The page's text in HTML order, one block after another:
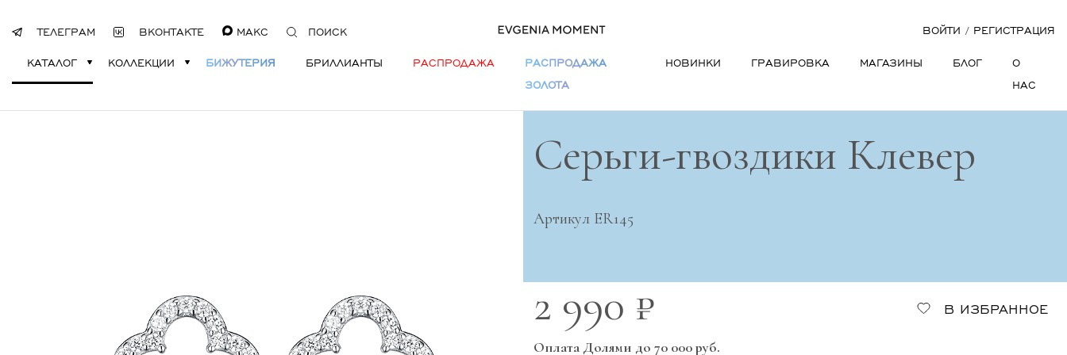
ТЕЛЕГРАМ ВКОНТАКТЕ МАКС ПОИСК ВОЙТИ / РЕГИСТРАЦИЯ
КАТАЛОГ КОЛЛЕКЦИИ БИЖУТЕРИЯ БРИЛЛИАНТЫ РАСПРОДАЖА
РАСПРОДАЖА
ЗОЛОТА
НОВИНКИ ГРАВИРОВКА МАГАЗИНЫ БЛОГ
О
НАС
Серьги-гвоздики Клевер
Артикул ER145
2 990 ₽ В ИЗБРАННОЕ
Оплата Долями до 70 000 руб.